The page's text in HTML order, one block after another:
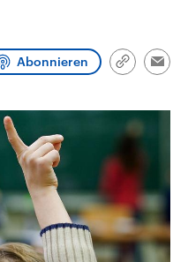
Abonnieren
Link